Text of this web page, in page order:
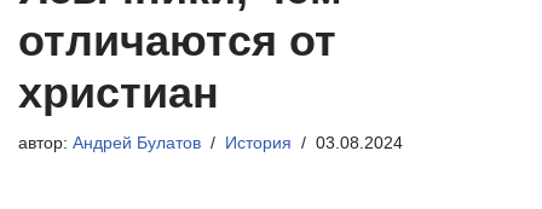
отличаются от
христиан
автор: Андрей Булатов История 03.08.2024